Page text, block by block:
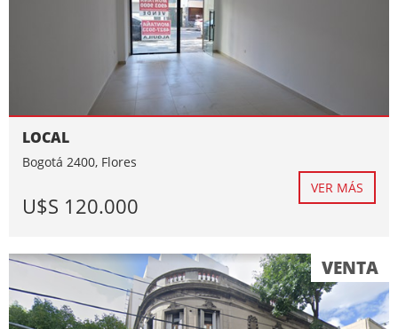
LOCAL
VER MÁS
Bogotá 2400, Flores
U$S 120.000
VENTA